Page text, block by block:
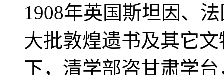
1908年英国斯坦因、
大批敦煌遗书及其它
下，清学部咨甘肃学